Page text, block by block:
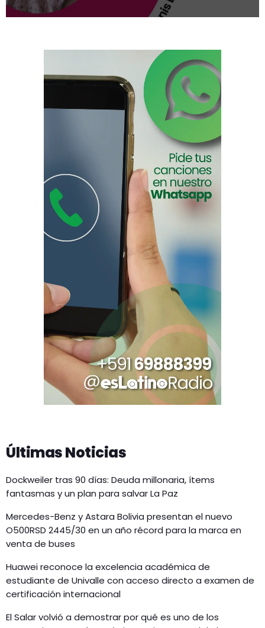
Últimas Noticias
Dockweiler tras 90 días: Deuda millonaria, ítems
fantasmas y un plan para salvar La Paz
Mercedes-Benz y Astara Bolivia presentan el nuevo
O500RSD 2445/30 en un año récord para la marca en
venta de buses
Huawei reconoce la excelencia académica de
estudiante de Univalle con acceso directo a examen de
certificación internacional
El Salar volvió a demostrar por qué es uno de los